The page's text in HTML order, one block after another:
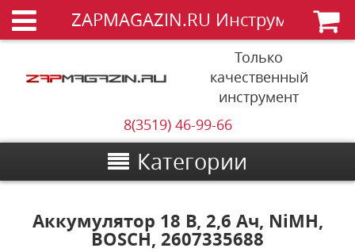
ZAPMAGAZIN.RU Инструменты
Только
качественный
инструмент
8(3519) 46-99-66
Категории
Аккумулятор 18 В, 2,6 Ач, NiMH,
BOSCH, 2607335688